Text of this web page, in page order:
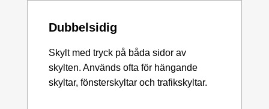
Dubbelsidig
Skylt med tryck på båda sidor av
skylten. Används ofta för hängande
skyltar, fönsterskyltar och trafikskyltar.